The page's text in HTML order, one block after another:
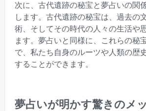
次に、古代遺跡の秘宝と夢占いの関
します。古代遺跡の秘宝は、過去の
術、そしてその時代の人々の生活や
ます。夢占いと同様に、これらの秘
で、私たち自身のルーツや人類の歴
することができます。
夢占いが明かす驚きのメ